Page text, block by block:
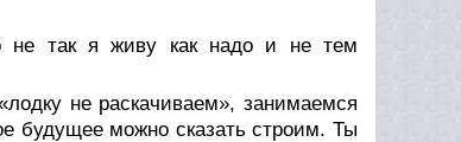
не так я живу как надо и не тем
не раскачиваем», занимаемся
будущее можно сказать строим. Ты